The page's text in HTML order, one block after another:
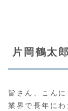
片岡鶴太
皆さん、こん
業界で長年に